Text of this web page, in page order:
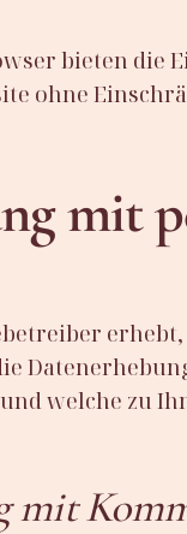
bieten die
ohne
mit
welche zu
mit